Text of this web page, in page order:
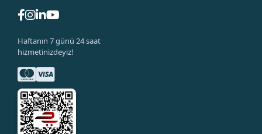
Haftanın 7 günü 24 saat
hizmetinizdeyiz!